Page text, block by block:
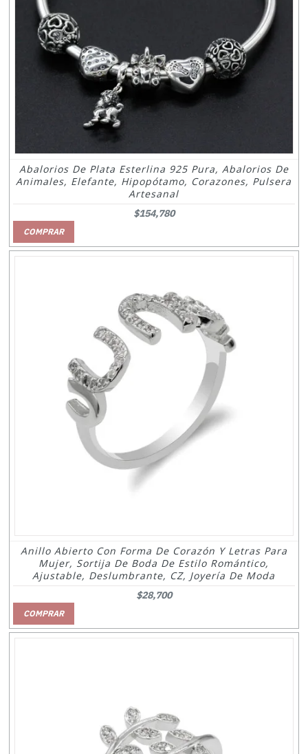
Abalorios De Plata Esterlina 925 Pura, Abalorios De
Animales, Elefante, Hipopótamo, Corazones, Pulsera
Artesanal
$154,780
COMPRAR
Anillo Abierto Con Forma De Corazón Y Letras Para
Mujer, Sortija De Boda De Estilo Romántico,
Ajustable, Deslumbrante, CZ, Joyería De Moda
$28,700
COMPRAR